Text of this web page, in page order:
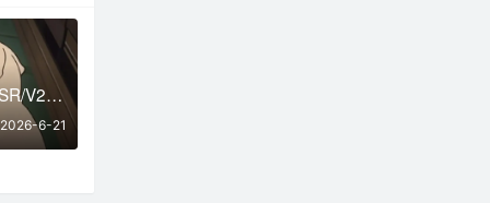
免费获取2026年SSR/V2Ray/Clash节点 | 6月21日可用
2026-6-21